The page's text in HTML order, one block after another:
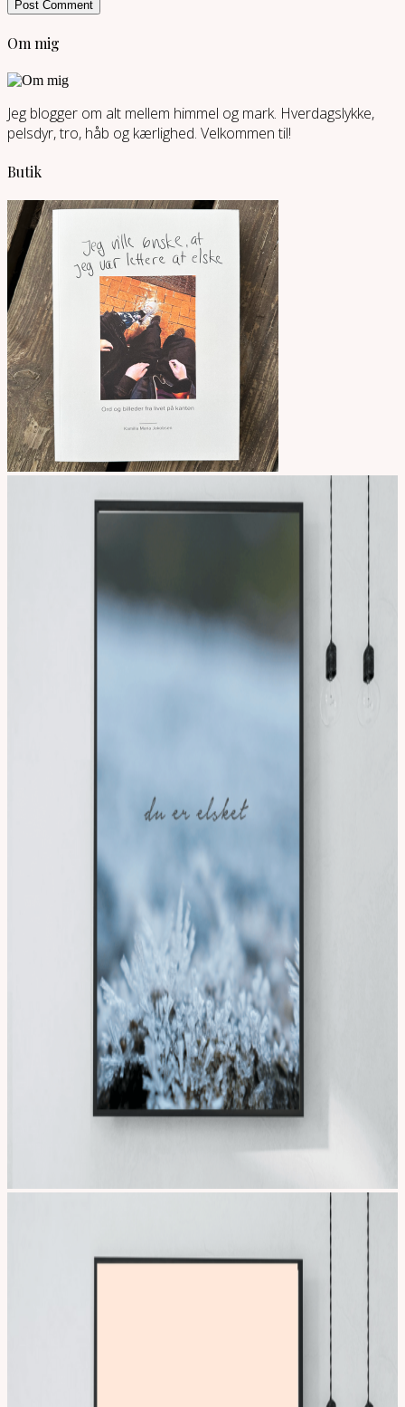
Om mig
Jeg blogger om alt mellem himmel og mark. Hverdagslykke,
pelsdyr, tro, håb og kærlighed. Velkommen til!
Butik